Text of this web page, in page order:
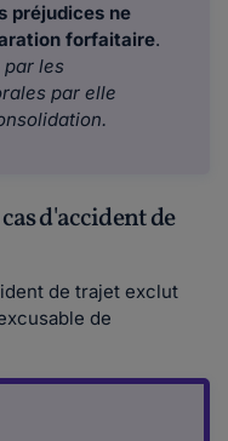
préjudices ne
forfaitaire.
les
par elle
d'accident de
de trajet exclut
de